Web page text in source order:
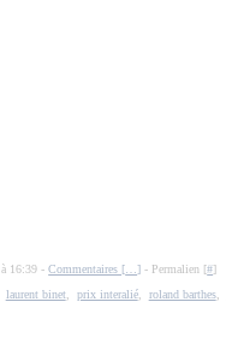
à 16:39 -Commentaires [ …] - Permalien [#]
laurent binet, prix interalié, roland barthes,